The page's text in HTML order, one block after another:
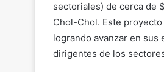
sectoriales) de cerca de
Chol-Chol. Este
logrando avanzar en
dirigentes de los